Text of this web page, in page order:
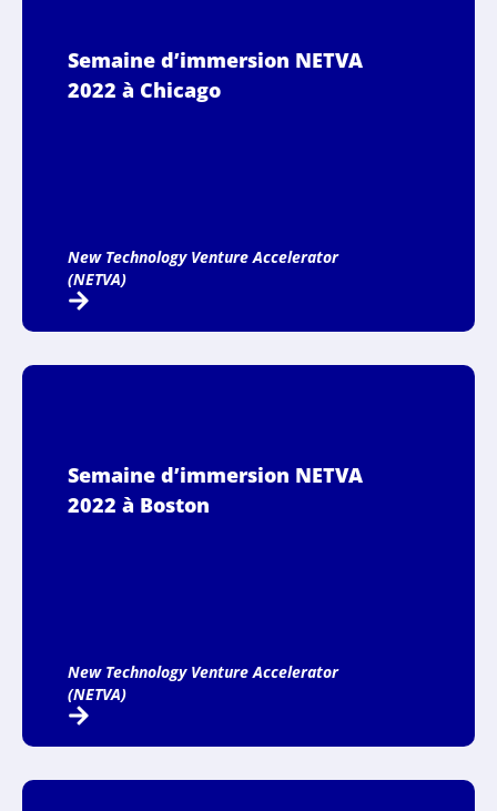
Semaine d’immersion NETVA
2022 à Chicago
New Technology Venture Accelerator
(NETVA)
Semaine d’immersion NETVA
2022 à Boston
New Technology Venture Accelerator
(NETVA)